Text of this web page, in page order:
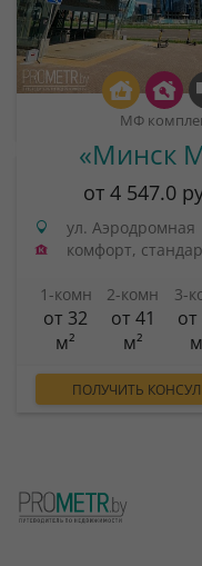
МФ
«Минск
от 4 547.0
ул. Аэродромная
комфорт,
1-комн
от 32
м²
2-комн
от 41
м²
3-
ПОЛУЧИТЬ